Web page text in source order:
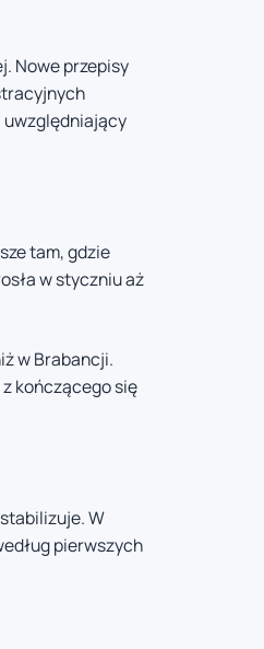
Nowe przepisy
uwzględniający
tam, gdzie
w styczniu aż
w Brabancji.
kończącego się
W
pierwszych